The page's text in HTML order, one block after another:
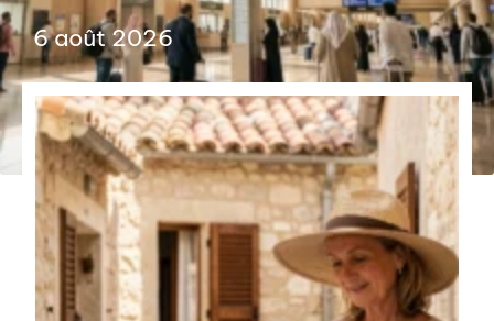
6 août 2026